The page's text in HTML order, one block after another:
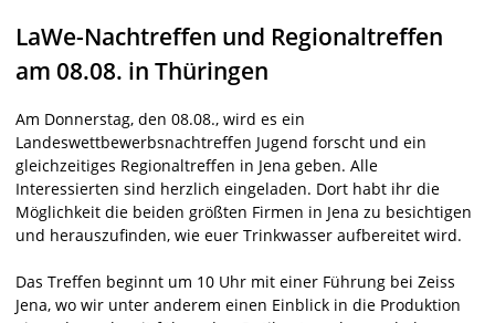
LaWe-Nachtreffen und Regionaltreffen
am 08.08. in Thüringen
Am Donnerstag, den 08.08., wird es ein
Landeswettbewerbsnachtreffen Jugend forscht und ein
gleichzeitiges Regionaltreffen in Jena geben. Alle
Interessierten sind herzlich eingeladen. Dort habt ihr die
Möglichkeit die beiden größten Firmen in Jena zu besichtigen
und herauszufinden, wie euer Trinkwasser aufbereitet wird.
Das Treffen beginnt um 10 Uhr mit einer Führung bei Zeiss
Jena, wo wir unter anderem einen Einblick in die Produktion